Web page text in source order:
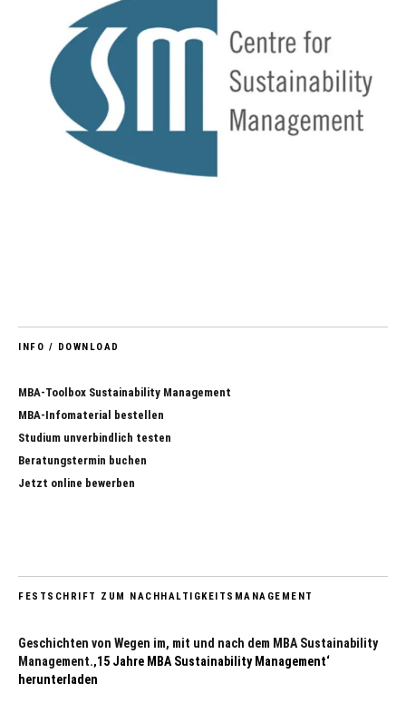
INFO / DOWNLOAD
MBA-Toolbox Sustainability Management
MBA-Infomaterial bestellen
Studium unverbindlich testen
Beratungstermin buchen
Jetzt online bewerben
FESTSCHRIFT ZUM NACHHALTIGKEITSMANAGEMENT
Geschichten von Wegen im, mit und nach dem MBA Sustainability
Management.‚15 Jahre MBA Sustainability Management‘
herunterladen